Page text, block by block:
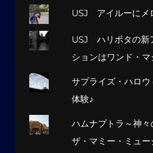
USJ アイルーにメ
USJ ハリポタの新
ションはワンド・マ
サプライズ・ハロウ
体験♪
ハムナプトラ～神々
ザ・マミー・ミュ